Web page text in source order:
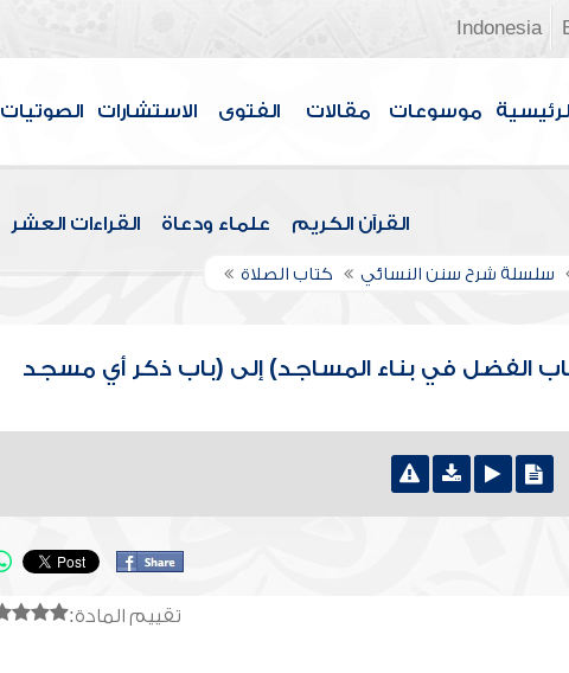
Indonesia
موسوعات مقالات الفتوى الاستشارات الصوتيات
القرآن الكريم علماء ودعاة القراءات العشر
سلسلة شرح سنن النسائي كتاب الصلاة
الفضل في بناء المساجد) إلى (باب ذكر أي مسجد
تقييم المادة: